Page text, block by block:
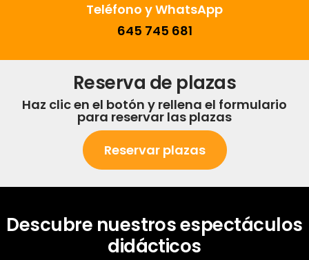
Teléfono y WhatsApp
645 745 681
Reserva de plazas
Haz clic en el botón y rellena el formulario
para reservar las plazas
Reservar plazas
Descubre nuestros espectáculos
didácticos